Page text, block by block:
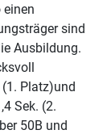
sind
Ausbildung.
Platz)und
Sek. (2.
50B und